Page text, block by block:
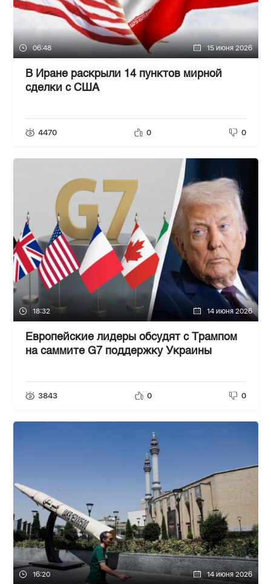
06:48 15 июня 2026
В Иране раскрыли 14 пунктов мирной
сделки с США
4470 0 0
18:32 14 июня 2026
Европейские лидеры обсудят с Трампом
на саммите G7 поддержку Украины
3843 0 0
16:20 14 июня 2026